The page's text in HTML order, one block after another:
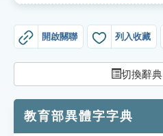
貓頭鷹博士
開啟關聯 列入收藏
切換辭典
教育部異體字字典